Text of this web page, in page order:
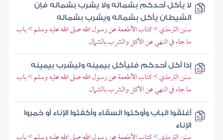
لا يأكل أحدكم بشماله ولا يشرب بشماله فإن
الشيطان يأكل بشماله ويشرب بشماله
سنن الترمذي > كتاب الأطعمة عن رسول الله صلى الله عليه وسلم > باب
ما جاء في النهي عن الأكل والشرب بالشمال
إذا أكل أحدكم فليأكل بيمينه وليشرب بيمينه
سنن الترمذي > كتاب الأطعمة عن رسول الله صلى الله عليه وسلم > باب
ما جاء في النهي عن الأكل والشرب بالشمال
أغلقوا الباب وأوكئوا السقاء وأكفئوا الإناء أو خمروا
الإناء